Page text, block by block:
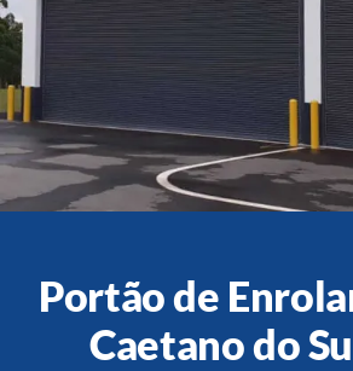
Pintura
Portão de
Caetano do